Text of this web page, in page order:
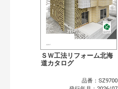
ＳＷ工法リフォーム北海
道カタログ
品番：SZ9700